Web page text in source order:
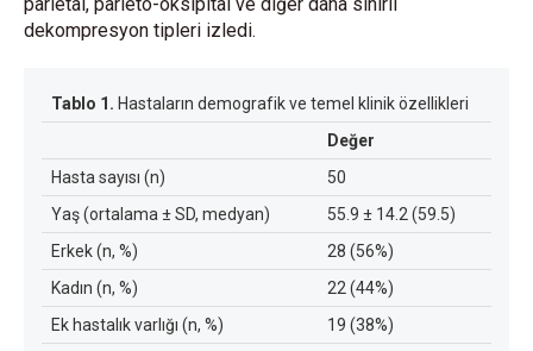
dekompresyon tipleri izledi.
Tablo 1. Hastaların demografik ve temel klinik özellikleri
Değer
Hasta sayısı (n)
50
Yaş (ortalama ± SD, medyan)
55.9 ± 14.2 (59.5)
Erkek (n, %)
28 (56%)
Kadın (n, %)
22 (44%)
Ek hastalık varlığı (n, %)
19 (38%)